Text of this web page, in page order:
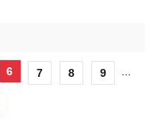
6 7 8 9